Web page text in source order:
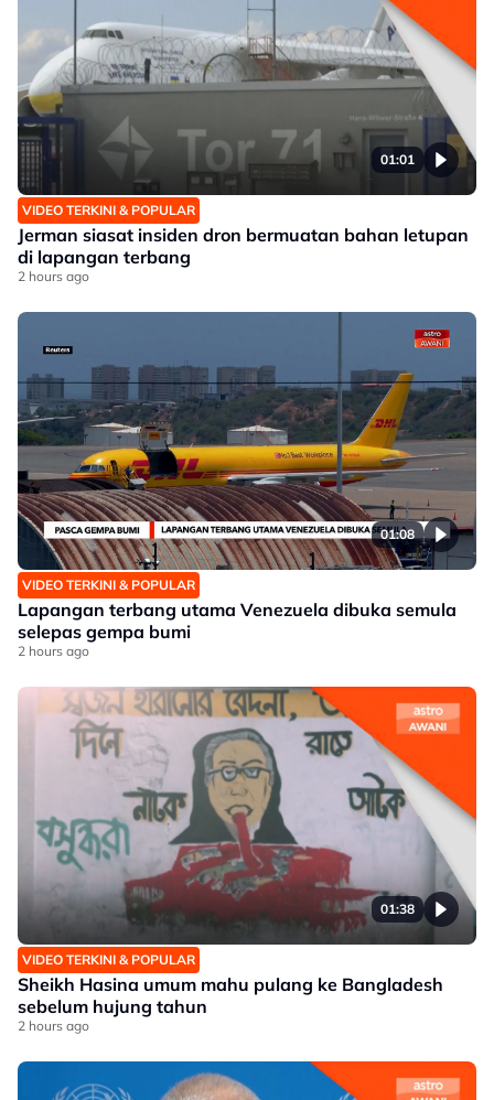
01:01
VIDEO TERKINI & POPULAR
Jerman siasat insiden dron bermuatan bahan letupan
di lapangan terbang
2 hours ago
01:08
VIDEO TERKINI & POPULAR
Lapangan terbang utama Venezuela dibuka semula
selepas gempa bumi
2 hours ago
01:38
VIDEO TERKINI & POPULAR
Sheikh Hasina umum mahu pulang ke Bangladesh
sebelum hujung tahun
2 hours ago